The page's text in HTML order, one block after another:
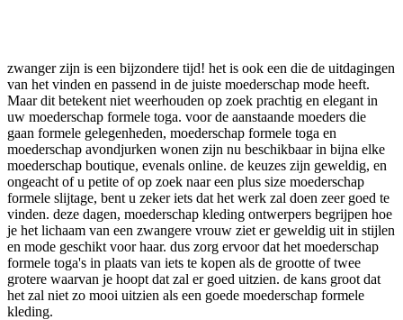
zwanger zijn is een bijzondere tijd! het is ook een die de uitdagingen
van het vinden en passend in de juiste moederschap mode heeft.
Maar dit betekent niet weerhouden op zoek prachtig en elegant in
uw moederschap formele toga. voor de aanstaande moeders die
gaan formele gelegenheden, moederschap formele toga en
moederschap avondjurken wonen zijn nu beschikbaar in bijna elke
moederschap boutique, evenals online. de keuzes zijn geweldig, en
ongeacht of u petite of op zoek naar een plus size moederschap
formele slijtage, bent u zeker iets dat het werk zal doen zeer goed te
vinden. deze dagen, moederschap kleding ontwerpers begrijpen hoe
je het lichaam van een zwangere vrouw ziet er geweldig uit in stijlen
en mode geschikt voor haar. dus zorg ervoor dat het moederschap
formele toga's in plaats van iets te kopen als de grootte of twee
grotere waarvan je hoopt dat zal er goed uitzien. de kans groot dat
het zal niet zo mooi uitzien als een goede moederschap formele
kleding.